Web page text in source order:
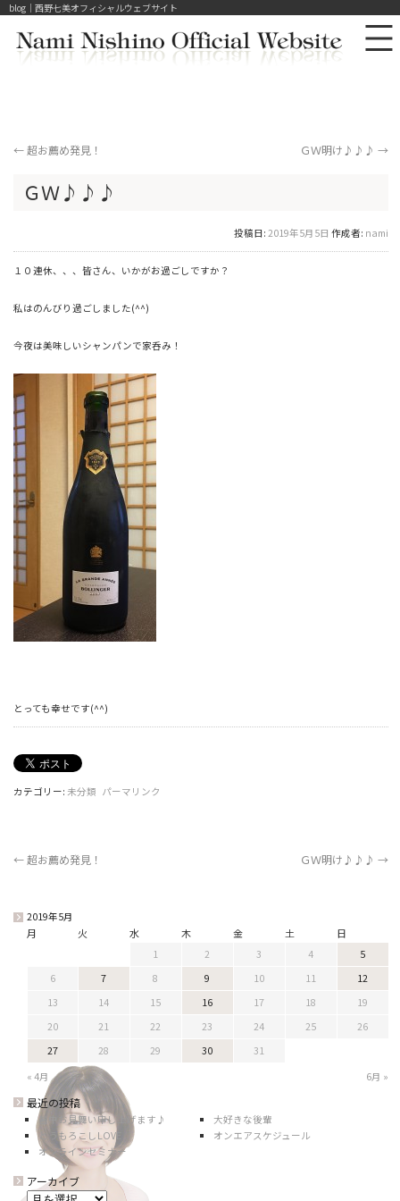
blog｜西野七美オフィシャルウェブサイト
←超お薦め発見！ ＧＷ明け♪♪♪ →
ＧＷ♪♪♪
投稿日: 2019年5月5日 作成者: nami
１０連休、、、皆さん、いかがお過ごしですか？
私はのんびり過ごしました(^^)
今夜は美味しいシャンパンで家呑み！
とっても幸せです(^^)
カテゴリー: 未分類 パーマリンク
←超お薦め発見！ ＧＷ明け♪♪♪ →
2019年5月
月 火 水 木 金 土 日
1 2 3 4
5
6
7 8 9 10 11
12
13
14 15 16 17 18
19
20
21 22 23 24 25
26
27
28 29 30
31
« 4月
6月 »
最近の投稿
暑中お見舞い申し上げます♪
大好きな後輩
とうもろこしLOVE
オンエアスケジュール
オンラインセミナー
アーカイブ
ア